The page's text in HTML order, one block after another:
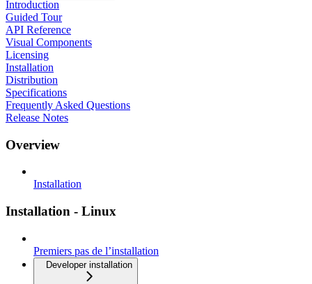
Introduction
Guided Tour
API Reference
Visual Components
Licensing
Installation
Distribution
Specifications
Frequently Asked Questions
Release Notes
Overview
Installation
Installation - Linux
Premiers pas de l’installation
Developer installation